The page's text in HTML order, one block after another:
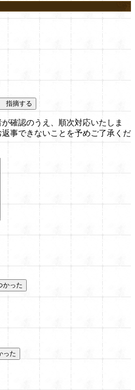
指摘する
確認のうえ、順次対応いたしま
事できないことを予めご了承くだ
かった
った